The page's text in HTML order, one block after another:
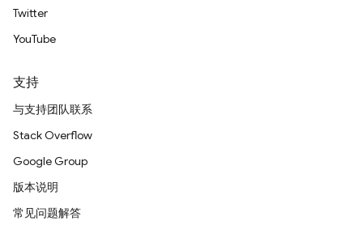
Twitter
YouTube
支持
与支持团队联系
Stack Overflow
Google Group
版本说明
常见问题解答